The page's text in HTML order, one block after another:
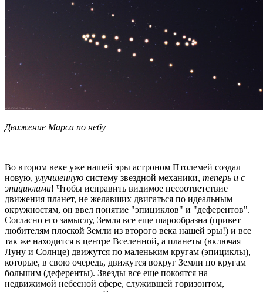
Движение Марса по небу
Во втором веке уже нашей эры астроном Птолемей создал
новую, улучшенную систему звездной механики, теперь и с
эпициклами! Чтобы исправить видимое несоответствие
движения планет, не желавших двигаться по идеальным
окружностям, он ввел понятие "эпициклов" и "деферентов".
Согласно его замыслу, Земля все еще шарообразна (привет
любителям плоской Земли из второго века нашей эры!) и все
так же находится в центре Вселенной, а планеты (включая
Луну и Солнце) движутся по маленьким кругам (эпициклы),
которые, в свою очередь, движутся вокруг Земли по кругам
большим (деференты). Звезды все еще покоятся на
недвижимой небесной сфере, служившей горизонтом,